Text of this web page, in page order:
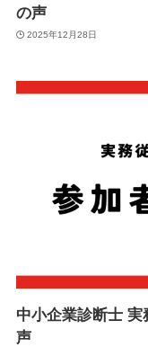
の声
2025年12月28日
中小企業診断士
声